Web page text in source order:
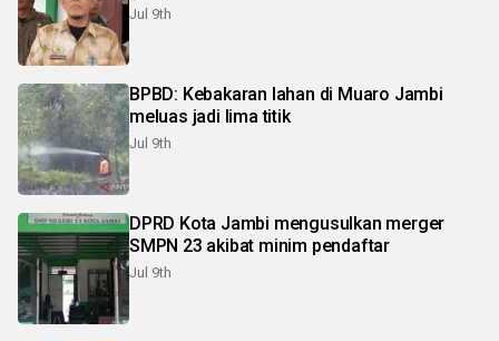
Jul 9th
BPBD: Kebakaran lahan di Muaro Jambi
meluas jadi lima titik
Jul 9th
DPRD Kota Jambi mengusulkan merger
SMPN 23 akibat minim pendaftar
Jul 9th